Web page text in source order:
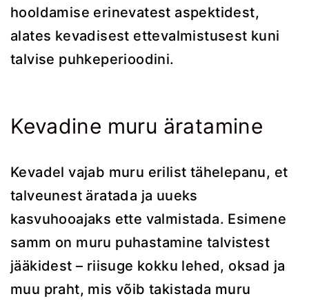
hooldamise erinevatest aspektidest,
alates kevadisest ettevalmistusest kuni
talvise puhkeperioodini.
Kevadine muru äratamine
Kevadel vajab muru erilist tähelepanu, et
talveunest äratada ja uueks
kasvuhooajaks ette valmistada. Esimene
samm on muru puhastamine talvistest
jääkidest – riisuge kokku lehed, oksad ja
muu praht, mis võib takistada muru